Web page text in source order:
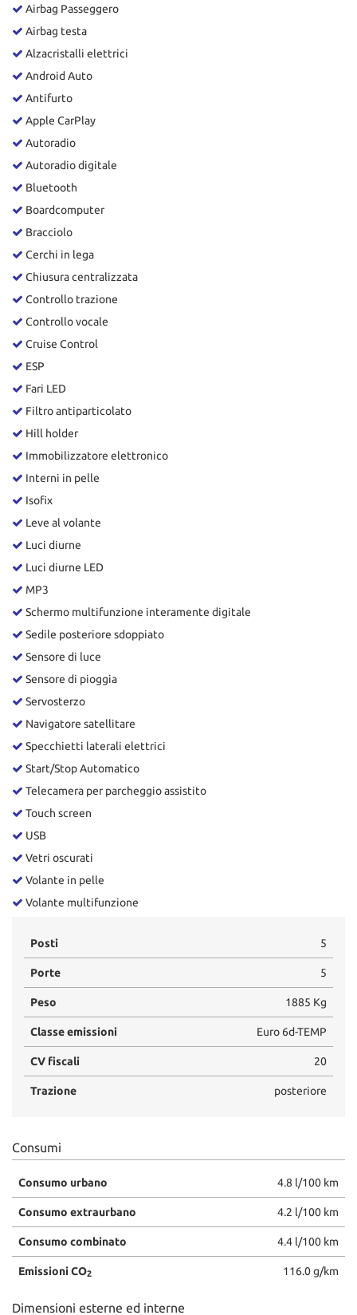
Airbag Passeggero
Airbag testa
Alzacristalli elettrici
Android Auto
Antifurto
Apple CarPlay
Autoradio
Autoradio digitale
Bluetooth
Boardcomputer
Bracciolo
Cerchi in lega
Chiusura centralizzata
Controllo trazione
Controllo vocale
Cruise Control
ESP
Fari LED
Filtro antiparticolato
Hill holder
Immobilizzatore elettronico
Interni in pelle
Isofix
Leve al volante
Luci diurne
Luci diurne LED
MP3
Schermo multifunzione interamente digitale
Sedile posteriore sdoppiato
Sensore di luce
Sensore di pioggia
Servosterzo
Navigatore satellitare
Specchietti laterali elettrici
Start/Stop Automatico
Telecamera per parcheggio assistito
Touch screen
USB
Vetri oscurati
Volante in pelle
Volante multifunzione
Posti 5
Porte 5
Peso 1885 Kg
Classe emissioni Euro 6d-TEMP
CV fiscali 20
Trazione posteriore
Consumi
Consumo urbano 4.8 l/100 km
Consumo extraurbano 4.2 l/100 km
Consumo combinato 4.4 l/100 km
Emissioni CO2 116.0 g/km
Dimensioni esterne ed interne